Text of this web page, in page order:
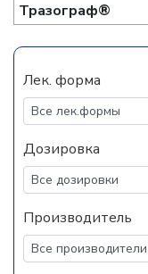
Тразограф®
Лек. форма
Дозировка
Производитель